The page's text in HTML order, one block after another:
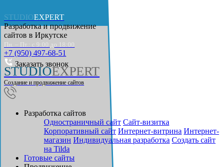
STUDIOEXPERT
Разработка и продвижение
сайтов в Иркутске
Пн. – Пт.: с 9:00 до 18:00
+7 (950) 497-68-51
Заказать звонок
STUDIOEXPERT
Создание и продвижение сайтов
Разработка сайтов
Одностраничный сайт Cайт-визитка
Корпоративный сайт Интернет-витрина Интернет-
магазин Индивидуальная разработка Создать сайт
на Tilda
Готовые сайты